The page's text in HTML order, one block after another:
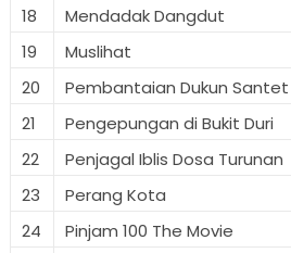
18
Mendadak Dangdut
19
Muslihat
20
Pembantaian Dukun Santet
21
Pengepungan di Bukit Duri
22
Penjagal Iblis Dosa Turunan
23
Perang Kota
24
Pinjam 100 The Movie